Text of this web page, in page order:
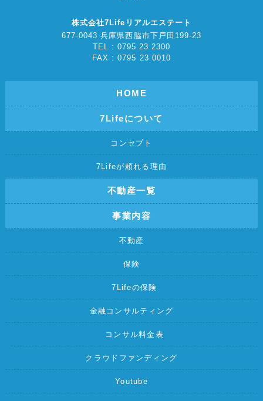
株式会社7Lifeリアルエステート
677-0043 兵庫県西脇市下戸田199-23
TEL : 0795 23 2300
FAX : 0795 23 0010
HOME
7Lifeについて
コンセプト
7Lifeが頼れる理由
不動産一覧
事業内容
不動産
保険
7Lifeの保険
金融コンサルティング
コンサル料金表
クラウドファンディング
Youtube